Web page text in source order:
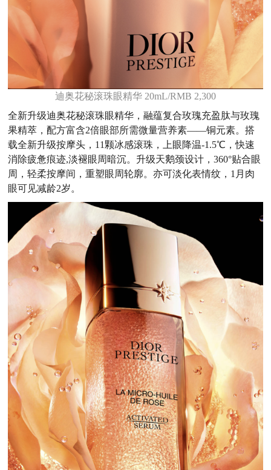
迪奥花秘滚珠眼精华 20mL/RMB 2,300
全新升级迪奥花秘滚珠眼精华，融蕴复合玫瑰充盈肽与玫瑰
果精萃，配方富含2倍眼部所需微量营养素——铜元素。搭
载全新升级按摩头，11颗冰感滚珠，上眼降温-1.5℃，快速
消除疲惫痕迹,淡褪眼周暗沉。升级天鹅颈设计，360°贴合眼
周，轻柔按摩间，重塑眼周轮廓。亦可淡化表情纹，1月肉
眼可见减龄2岁。